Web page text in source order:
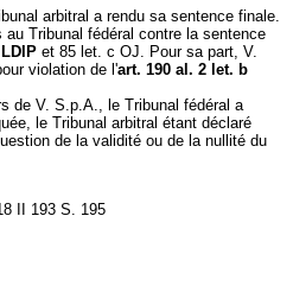
arbitral a rendu sa sentence finale.
Tribunal fédéral contre la sentence
et 85 let. c OJ. Pour sa part, V.
violation de l'art. 190 al. 2 let. b
de V. S.p.A., le Tribunal fédéral a
le Tribunal arbitral étant déclaré
de la validité ou de la nullité du
II 193 S. 195